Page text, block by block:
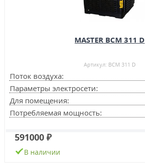
MASTER BCM 311 D
Артикул: BCM 311 D
Поток воздуха:
Параметры электросети:
Для помещения:
Потребляемая мощность:
591000 ₽
В наличии